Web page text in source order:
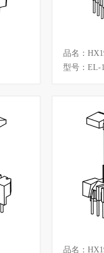
品名：
型号：EL-
品名：